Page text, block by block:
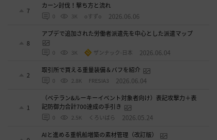
7
カーン討伐！撃ち方と流れ
0 3K oすずo 2026.06.06
8
アプデで追加された労働者派遣先を中心とした派遣マップ
0 3K ザンナック-日本 2026.06.04
2
取引所で買える重量装備＆バフを紹介
0 2.8K FRESIA3 2026.06.04
1
（ベテラン&ルーキーイベント対象者向け）表記攻撃力＋表
記防御力合計700達成の手引き
0 2.5K くろいばら 2026.05.24
AIと進める重帆船増築の素材管理（改訂版）